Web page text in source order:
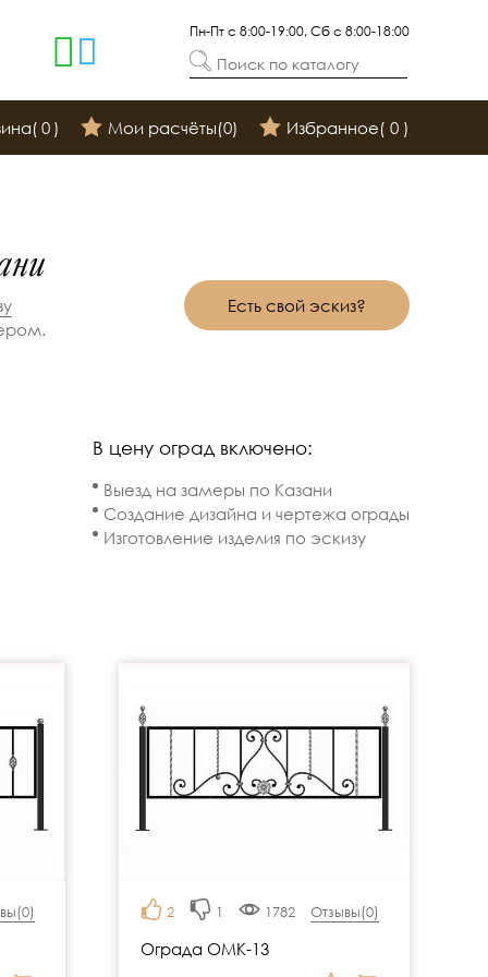
Пн-Пт с 8:00-19:00, Сб с 8:00-18:00
Поиск по каталогу
0 ) Мои расчёты(0) Избранное( 0 )
Есть свой эскиз?
В цену оград включено:
Выезд на замеры по Казани
Создание дизайна и чертежа ограды
Изготовление изделия по эскизу
0) 2 1 1782 Отзывы(0)
Ограда ОМК-13